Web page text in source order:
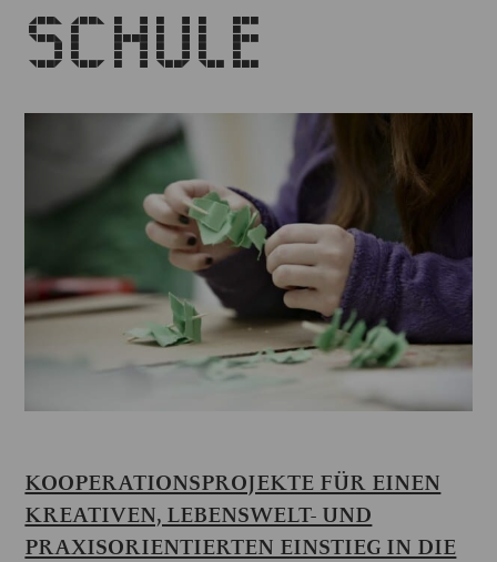
Schule
KOOPERATIONSPROJEKTE FÜR EINEN
KREATIVEN, LEBENSWELT- UND
PRAXISORIENTIERTEN EINSTIEG IN DIE